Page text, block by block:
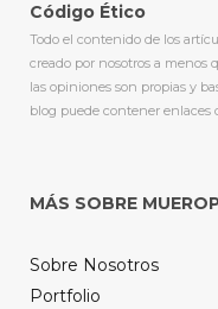
Código Ético
Todo el contenido de los
creado por nosotros a menos
las opiniones son propias y
blog puede contener enlaces
MÁS SOBRE
Sobre Nosotros
Portfolio